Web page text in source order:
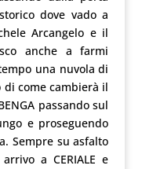
dove vado a
Arcangelo e il
anche a farmi
una nuvola di
di come cambierà il
passando sul
e proseguendo
Sempre su asfalto
a CERIALE e